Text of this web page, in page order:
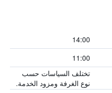
14:00
11:00
تختلف السياسات حسب
نوع الغرفة ومزود الخدمة.